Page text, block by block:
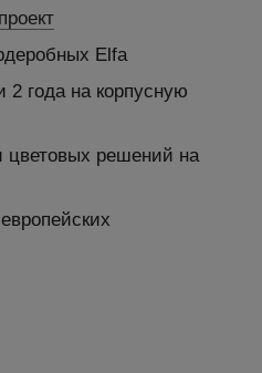
Elfa
2 года на корпусную
цветовых решений на